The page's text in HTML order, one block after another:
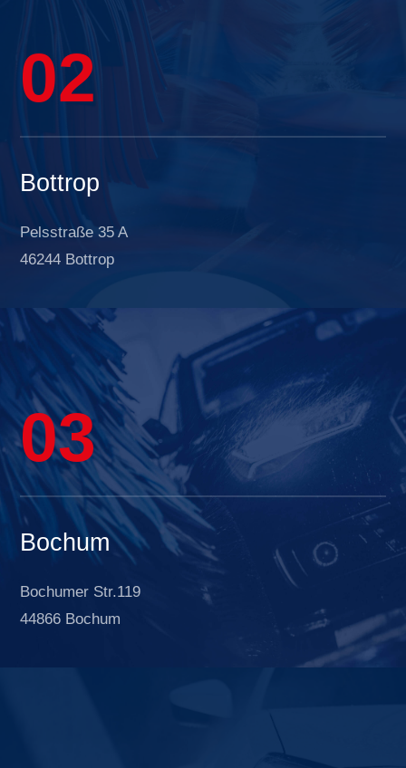
02
Bottrop
Pelsstraße 35 A
46244 Bottrop
03
Bochum
Bochumer Str.119
44866 Bochum